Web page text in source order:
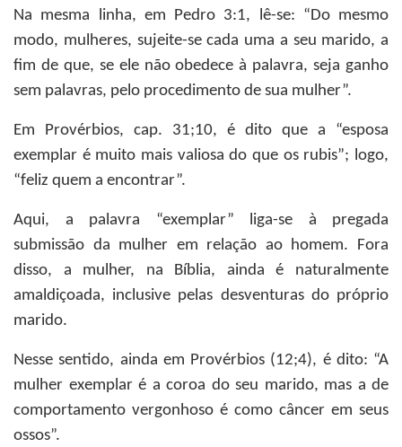
Na mesma linha, em Pedro 3:1, lê-se: “Do mesmo
modo, mulheres, sujeite-se cada uma a seu marido, a
fim de que, se ele não obedece à palavra, seja ganho
sem palavras, pelo procedimento de sua mulher”.
Em Provérbios, cap. 31;10, é dito que a “esposa
exemplar é muito mais valiosa do que os rubis”; logo,
“feliz quem a encontrar”.
Aqui, a palavra “exemplar” liga-se à pregada
submissão da mulher em relação ao homem. Fora
disso, a mulher, na Bíblia, ainda é naturalmente
amaldiçoada, inclusive pelas desventuras do próprio
marido.
Nesse sentido, ainda em Provérbios (12;4), é dito: “A
mulher exemplar é a coroa do seu marido, mas a de
comportamento vergonhoso é como câncer em seus
ossos”.